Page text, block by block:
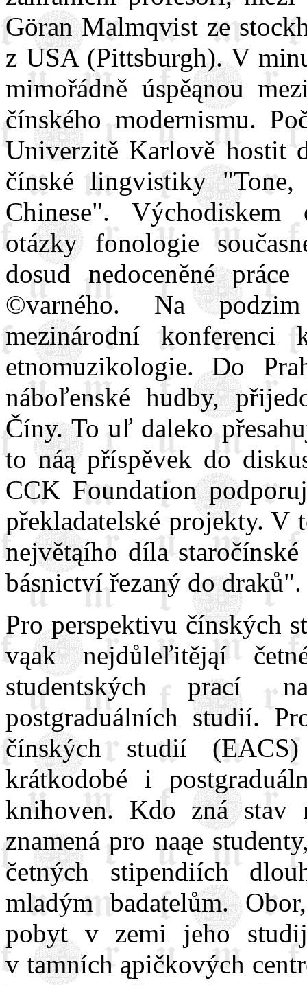
Göran Malmqvist ze
z USA (Pittsburgh). V
mimořádně úspěąnou
čínského modernismu.
Univerzitě Karlově hostit
čínské lingvistiky
Chinese". Východiskem
otázky fonologie
dosud nedoceněné
©varného. Na
mezinárodní
etnomuzikologie. Do
náboľenské hudby,
Číny. To uľ daleko
to náą příspěvek do
CCK Foundation
překladatelské projekty. V
největąího díla
básnictví řezaný do draků".
Pro perspektivu čínských
vąak nejdůleľitějąí
studentských prací
postgraduálních studií.
čínských studií
krátkodobé i
knihoven. Kdo zná
znamená pro naąe
četných stipendiích
mladým badatelům.
pobyt v zemi jeho
v tamních ąpičkových